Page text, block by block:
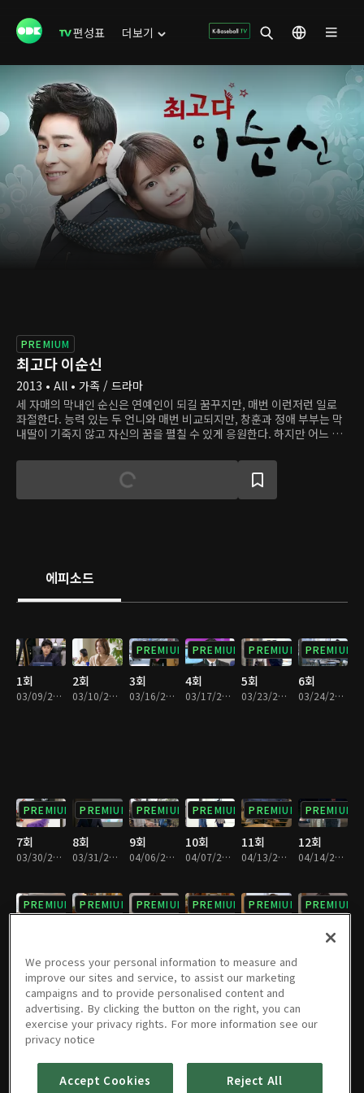
편성표 더보기
PREMIUM
최고다 이순신
2013 • All • 가족 / 드라마
세 자매의 막내인 순신은 연예인이 되길 꿈꾸지만, 매번 이런저런 일로
좌절한다. 능력 있는 두 언니와 매번 비교되지만, 창훈과 정애 부부는 막
내딸이 기죽지 않고 자신의 꿈을 펼칠 수 있게 응원한다. 하지만 어느 날,
명의 소용돌이에 휘말린다. 그 와중에 순신은 연예계 마이더스의 손으로
불리는 기획사 대표 신준호에게 발탁되어 마침내 꿈에 그리던 데뷔에 성
에피소드
1회
03/09/2013 • 1시간 4분
2회
03/10/2013 • 1시간 3분
PREMIUM
3회
03/16/2013 • 1시간 3분
PREMIUM
4회
03/17/2013 • 1시간 4분
PREMIUM
5회
03/23/2013 • 1시간 3분
PREMIUM
6회
03/24/2013 • 1시간 3분
PREMIUM
7회
03/30/2013 • 1시간 3분
PREMIUM
8회
03/31/2013 • 1시간 3분
PREMIUM
9회
04/06/2013 • 1시간 3분
PREMIUM
10회
04/07/2013 • 1시간 3분
PREMIUM
11회
04/13/2013 • 1시간 3분
PREMIUM
12회
04/14/2013 • 1시간 3분
PREMIUM PREMIUM PREMIUM PREMIUM PREMIUM PREMIUM
PREMIUM
19회
05/11/2013 • 1시간 2분
PREMIUM
20회
PREMIUM
21회
PREMIUM
22회
PREMIUM
23회 24회
We process your personal information to measure and
improve our sites and service, to assist our marketing
campaigns and to provide personalised content and
advertising. By clicking the button on the right, you can
exercise your privacy rights. For more information see our
privacy notice
Accept Cookies Reject All